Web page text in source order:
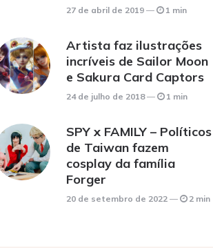
27 de abril de 2019 1 min
Artista faz ilustrações
incríveis de Sailor Moon
e Sakura Card Captors
24 de julho de 2018 1 min
SPY x FAMILY – Políticos
de Taiwan fazem
cosplay da família
Forger
20 de setembro de 2022 2 min